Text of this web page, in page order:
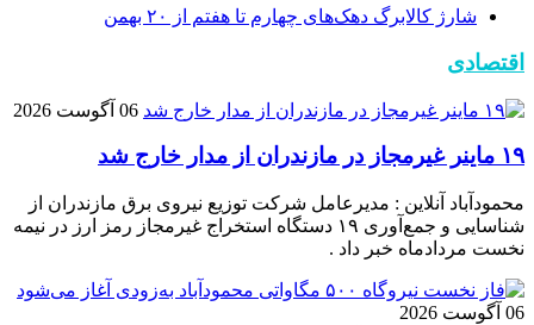
شارژ کالابرگ دهک‌های چهارم تا هفتم از ۲۰ بهمن
اقتصادی
06 آگوست 2026
۱۹ ماینر غیرمجاز در مازندران از مدار خارج شد
محمودآباد آنلاین : مدیرعامل شرکت توزیع نیروی برق مازندران از
شناسایی و جمع‌آوری ۱۹ دستگاه استخراج غیرمجاز رمز ارز در نیمه
نخست مردادماه خبر داد .
06 آگوست 2026